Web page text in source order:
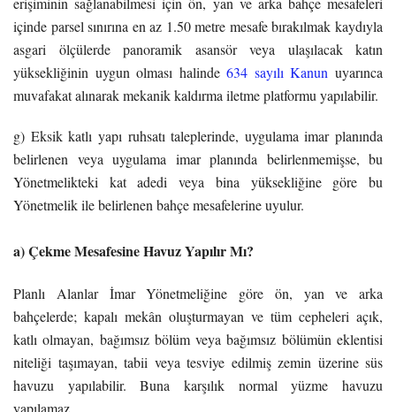
içinde parsel sınırına en az 1.50 metre mesafe bırakılmak kaydıyla
asgari ölçülerde panoramik asansör veya ulaşılacak katın
yüksekliğinin uygun olması halinde634 sayılı Kanun uyarınca
muvafakat alınarak mekanik kaldırma iletme platformu yapılabilir.
g) Eksik katlı yapı ruhsatı taleplerinde, uygulama imar planında
belirlenen veya uygulama imar planında belirlenmemişse, bu
Yönetmelikteki kat adedi veya bina yüksekliğine göre bu
Yönetmelik ile belirlenen bahçe mesafelerine uyulur.
a) Çekme Mesafesine Havuz Yapılır Mı?
Planlı Alanlar İmar Yönetmeliğine göre ön, yan ve arka
bahçelerde; kapalı mekân oluşturmayan ve tüm cepheleri açık,
katlı olmayan, bağımsız bölüm veya bağımsız bölümün eklentisi
niteliği taşımayan, tabii veya tesviye edilmiş zemin üzerine süs
havuzu yapılabilir. Buna karşılık normal yüzme havuzu
yapılamaz.